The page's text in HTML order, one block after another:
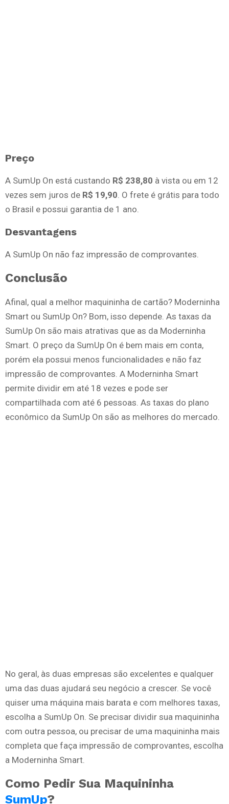
Preço
A SumUp On está custando R$ 238,80 à vista ou em 12
vezes sem juros de R$ 19,90. O frete é grátis para todo
o Brasil e possui garantia de 1 ano.
Desvantagens
A SumUp On não faz impressão de comprovantes.
Conclusão
Afinal, qual a melhor maquininha de cartão? Moderninha
Smart ou SumUp On? Bom, isso depende. As taxas da
SumUp On são mais atrativas que as da Moderninha
Smart. O preço da SumUp On é bem mais em conta,
porém ela possui menos funcionalidades e não faz
impressão de comprovantes. A Moderninha Smart
permite dividir em até 18 vezes e pode ser
compartilhada com até 6 pessoas. As taxas do plano
econômico da SumUp On são as melhores do mercado.
No geral, às duas empresas são excelentes e qualquer
uma das duas ajudará seu negócio a crescer. Se você
quiser uma máquina mais barata e com melhores taxas,
escolha a SumUp On. Se precisar dividir sua maquininha
com outra pessoa, ou precisar de uma maquininha mais
completa que faça impressão de comprovantes, escolha
a Moderninha Smart.
Como Pedir Sua Maquininha
SumUp?